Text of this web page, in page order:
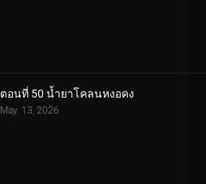
ตอนที่ 50 น้ำยาโคลนหงอคง
May. 13, 2026